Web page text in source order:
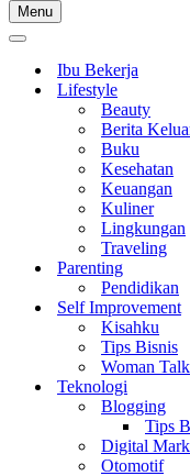
Menu
Menu
Menu
NavigasiIbu Bekerja
Lifestyle
Beauty
Berita
Buku
Kesehatan
Keuangan
Kuliner
Lingkungan
Traveling
Parenting
Pendidikan
Self Improvement
Kisahku
Tips Bisnis
Woman Talk
Teknologi
Blogging
Tips
Digital
Otomotif